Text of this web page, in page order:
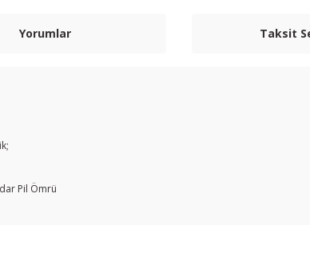
Yorumlar Taksit
Pil Ömrü